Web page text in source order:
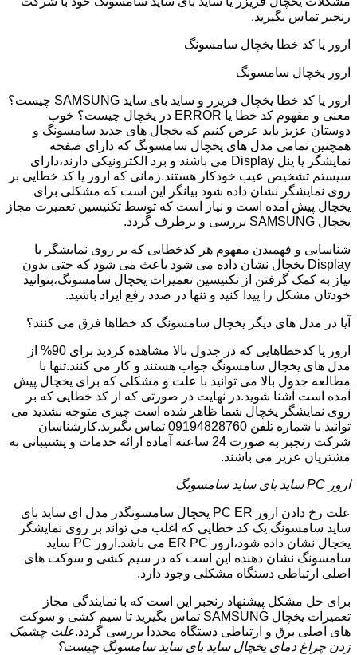
رنجبر تماس بگیرید.
ارور یا کد خطا یخچال سامسونگ
ارور یخچال سامسونگ
ارور یا کد خطا یخچال فریزر و ساید بای ساید SAMSUNG چیست؟
معنی و مفهوم کد خطا یا ERROR در یخچال چیست؟ خوب
دوستان عزیز باید عرض کنیم که یخچال های جدید سامسونگ و
همچنین تمامی مدل های یخچال سامسونگ که دارای صفحه
نمایشگر یا پنل Display می باشند و برد الکترونیکی دارند،دارای
سیستم تشخیص عیب خودکار هستند.زمانی که ارور یا کد خطایی بر
روی نمایشگر نشان داده شود بیانگر این است که مشکلی برای
یخچال پیش آمده است و نیاز است که توسط تکنیسین تعمیرت مجاز
یخچال SAMSUNG بررسی و برطرف گردد.
شناسایی و فهمیدن مفهوم هر کدخطایی که بر روی نمایشگر یا
Display یخچال نشان داده می شود باعث می شود که حتی بدون
نیاز به کمک گرفتن از تکنیسین تعمیرات یخچال سامسونگ،بتوانید
خودتان مشکل را پیدا کنید و تنها در صدد رفع ایراد باشید.
آیا در مدل های دیگر یخچال سامسونگ کد خطاها فرق می کنند؟
ارور یا کدخطاهایی که در جدول بالا مشاهده کردید برای 90% از
مدل های یخچال سامسونگ جواب هستند و کار می کنند.تنها با
مطالعه جدول بالا می توانید با علت و مشکلی که برای یخچال پیش
آمده است آشنا شوید.در نهایت در صورتی که از کد خطایی که بر
روی نمایشگر یخچال شما ظاهر شده است چیزی متوجه نشدید می
توانید با شماره تلفن 09194828760 تماس بگیرید.کارشناسان
شرکت رنجبر به صورت 24 ساعته آماده ارائه خدمات و پشتیبانی به
مشتریان عزیز می باشند.
ارور PC ساید بای ساید سامسونگ
علت رخ دادن ارور PC ER یخچال سامسونگدر مدل ای ساید بای
ساید سامسونگ یک کد خطایی که اغلب می تواند بر روی نمایشگر
یخچال نشان داده شود،ارور ER PC می باشد.ارور PC ساید
سامسونگ نشان دهنده این است که در سیم کشی و سوکت های
اصلی ارتباطی دستگاه مشکلی وجود دارد.
برای حل مشکل پیشنهاد رنجبر این است که با نمایندگی مجاز
تعمیرات یخچال SAMSUNG تماس بگیرید تا سیم کشی و سوکت
های اصلی برق و ارتباطی دستگاه مجددا بررسی گردد.علت چشمک
زدن چراغ دمای یخچال ساید بای ساید سامسونگ چیست؟